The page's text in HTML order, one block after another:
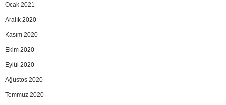
Ocak 2021
Aralık 2020
Kasım 2020
Ekim 2020
Eylül 2020
Ağustos 2020
Temmuz 2020